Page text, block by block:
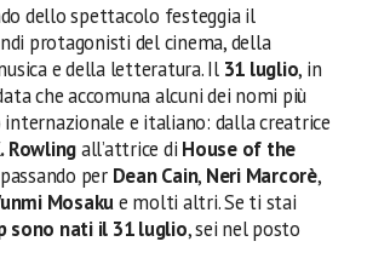
dello spettacolo festeggia il
protagonisti del cinema, della
e della letteratura. Il 31 luglio, in
che accomuna alcuni dei nomi più
e italiano: dalla creatrice
Rowlingall’attrice di House of the
per Dean Cain, Neri Marcorè,
Mosakue molti altri. Se ti stai
sono nati il 31 luglio, sei nel posto